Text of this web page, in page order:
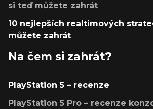
si teď můžete zahrát
10 nejlepších realtimových
můžete zahrát
Na čem si zahrát?
PlayStation 5 – recenze
PlayStation 5 Pro – recenze